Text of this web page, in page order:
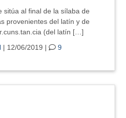
sitúa al final de la sílaba de
provenientes del latín y de
(del latín […]
| 12/06/2019 |
9